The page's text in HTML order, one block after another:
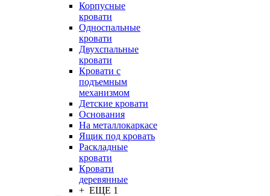
Корпусные
кровати
Односпальные
кровати
Двухспальные
кровати
Кровати с
подъемным
механизмом
Детские кровати
Основания
На металлокаркасе
Ящик под кровать
Раскладные
кровати
Кровати
деревянные
+ ЕЩЕ 1